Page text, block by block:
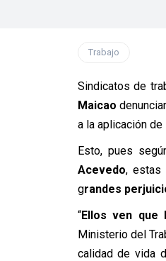
Trabajo
Sindicatos de
Maicao
a la aplicación de
Esto, pues
Acevedo, estas
grandes
“Ellos ven que
Ministerio del
calidad de vida